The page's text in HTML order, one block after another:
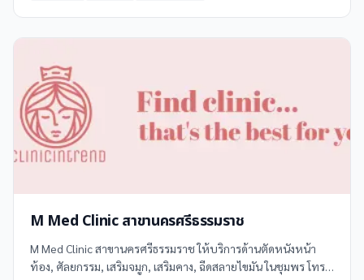
M Med Clinic สาขานครศรีธรรมราช
M Med Clinic สาขานครศรีธรรมราช ให้บริการด้านตัดหนังหน้า
ท้อง, ศัลยกรรม, เสริมจมูก, เสริมคาง, ฉีดสลายไขมัน ในชุมพร โทร